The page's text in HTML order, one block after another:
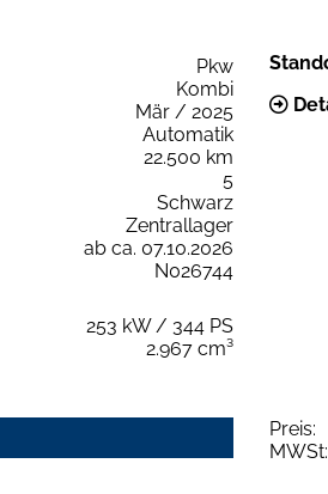
Pkw
Kombi
Mär / 2025
Automatik
22.500 km
5
Schwarz
Zentrallager
ab ca. 07.10.2026
N026744
253 kW / 344 PS
2.967 cm³
Preis:
MWSt: